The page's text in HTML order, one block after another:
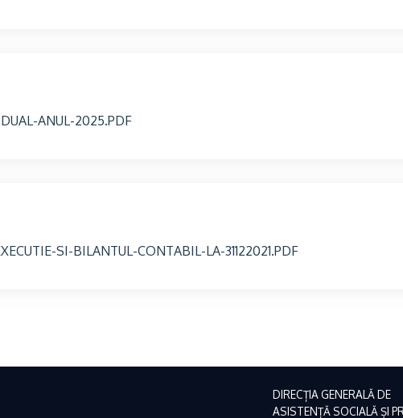
ANUL-2025.PDF
SI-BILANTUL-CONTABIL-LA-31122021.PDF
DIRECȚIA GENERALĂ DE
ASISTENȚĂ SOCIALĂ ȘI